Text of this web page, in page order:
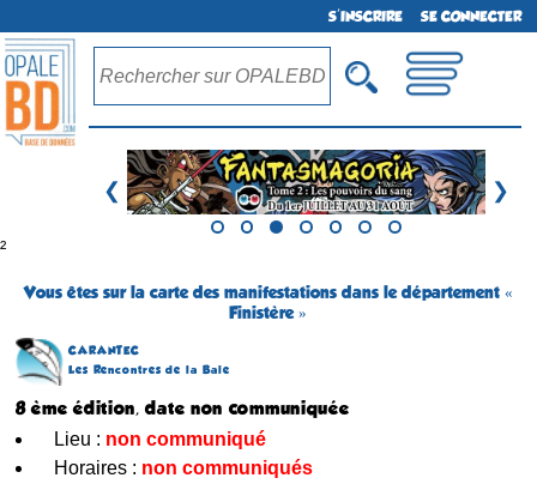
S'INSCRIRE SE CONNECTER
❮ ❯
²
Vous êtes sur la carte des manifestations dans le département «
Finistère »
CARANTEC
Les Rencontres de la Baie
8 ème édition, date non communiquée
Lieu : non communiqué
Horaires : non communiqués